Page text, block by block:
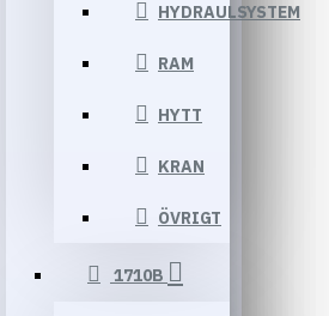
HYDRAULSYSTEM
RAM
HYTT
KRAN
ÖVRIGT
1710B